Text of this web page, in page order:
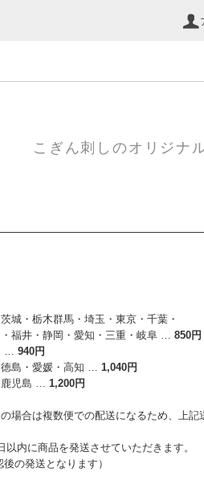
こぎん刺しのオリジナ
城・栃木群馬・埼玉・東京・千葉・
福井・静岡・愛知・三重・岐阜 … 850円
… 940円
島・愛媛・高知 … 1,040円
鹿児島 … 1,200円
場合は複数便での配送になるため、上記
内に商品を発送させていただきます。
の発送となります）